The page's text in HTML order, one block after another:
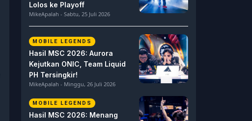
Lolos ke Playoff
MikeApalah - Sabtu, 25 Juli 2026
MOBILE LEGENDS
Hasil MSC 2026: Aurora
Kejutkan ONIC, Team Liquid
PH Tersingkir!
MikeApalah - Minggu, 26 Juli 2026
MOBILE LEGENDS
Hasil MSC 2026: Menang